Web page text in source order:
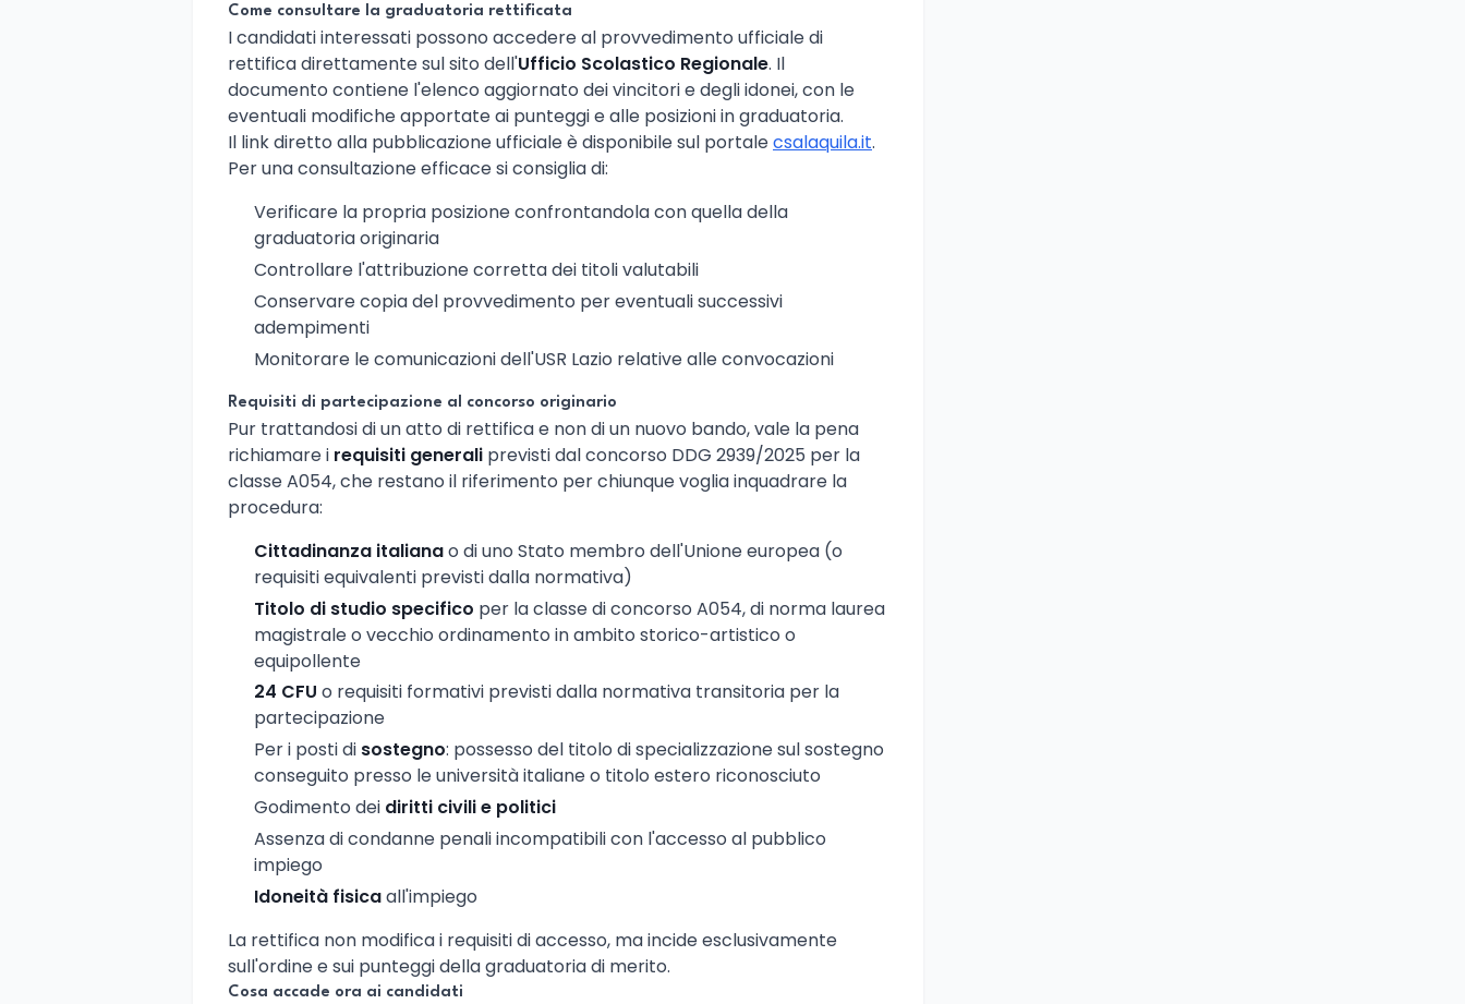
Come consultare la graduatoria rettificata
I candidati interessati possono accedere al provvedimento ufficiale di
rettifica direttamente sul sito dell'Ufficio Scolastico Regionale. Il
documento contiene l'elenco aggiornato dei vincitori e degli idonei, con le
eventuali modifiche apportate ai punteggi e alle posizioni in graduatoria.
Il link diretto alla pubblicazione ufficiale è disponibile sul portalecsalaquila.it.
Per una consultazione efficace si consiglia di:
Verificare la propria posizione confrontandola con quella della
graduatoria originaria
Controllare l'attribuzione corretta dei titoli valutabili
Conservare copia del provvedimento per eventuali successivi
adempimenti
Monitorare le comunicazioni dell'USR Lazio relative alle convocazioni
Requisiti di partecipazione al concorso originario
Pur trattandosi di un atto di rettifica e non di un nuovo bando, vale la pena
richiamare i requisiti generali previsti dal concorso DDG 2939/2025 per la
classe A054, che restano il riferimento per chiunque voglia inquadrare la
procedura:
Cittadinanza italianao di uno Stato membro dell'Unione europea (o
requisiti equivalenti previsti dalla normativa)
Titolo di studio specifico per la classe di concorso A054, di norma laurea
magistrale o vecchio ordinamento in ambito storico-artistico o
equipollente
24 CFU o requisiti formativi previsti dalla normativa transitoria per la
partecipazione
Per i posti di sostegno: possesso del titolo di specializzazione sul sostegno
conseguito presso le università italiane o titolo estero riconosciuto
Godimento dei diritti civili e politici
Assenza di condanne penali incompatibili con l'accesso al pubblico
impiego
Idoneità fisicaall'impiego
La rettifica non modifica i requisiti di accesso, ma incide esclusivamente
sull'ordine e sui punteggi della graduatoria di merito.
Cosa accade ora ai candidati